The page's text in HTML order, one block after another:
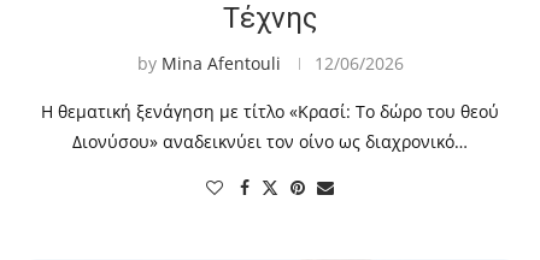
Τέχνης
by Mina Afentouli 12/06/2026
Η θεματική ξενάγηση με τίτλο «Κρασί: Το δώρο του θεού
Διονύσου» αναδεικνύει τον οίνο ως διαχρονικό…